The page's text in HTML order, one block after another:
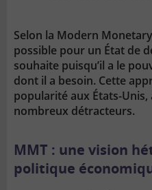
Selon la Modern
possible pour un État de
souhaite puisqu’il a le
dont il a besoin. Cette
popularité aux États-
nombreux détracteurs.
MMT : une vision
politique